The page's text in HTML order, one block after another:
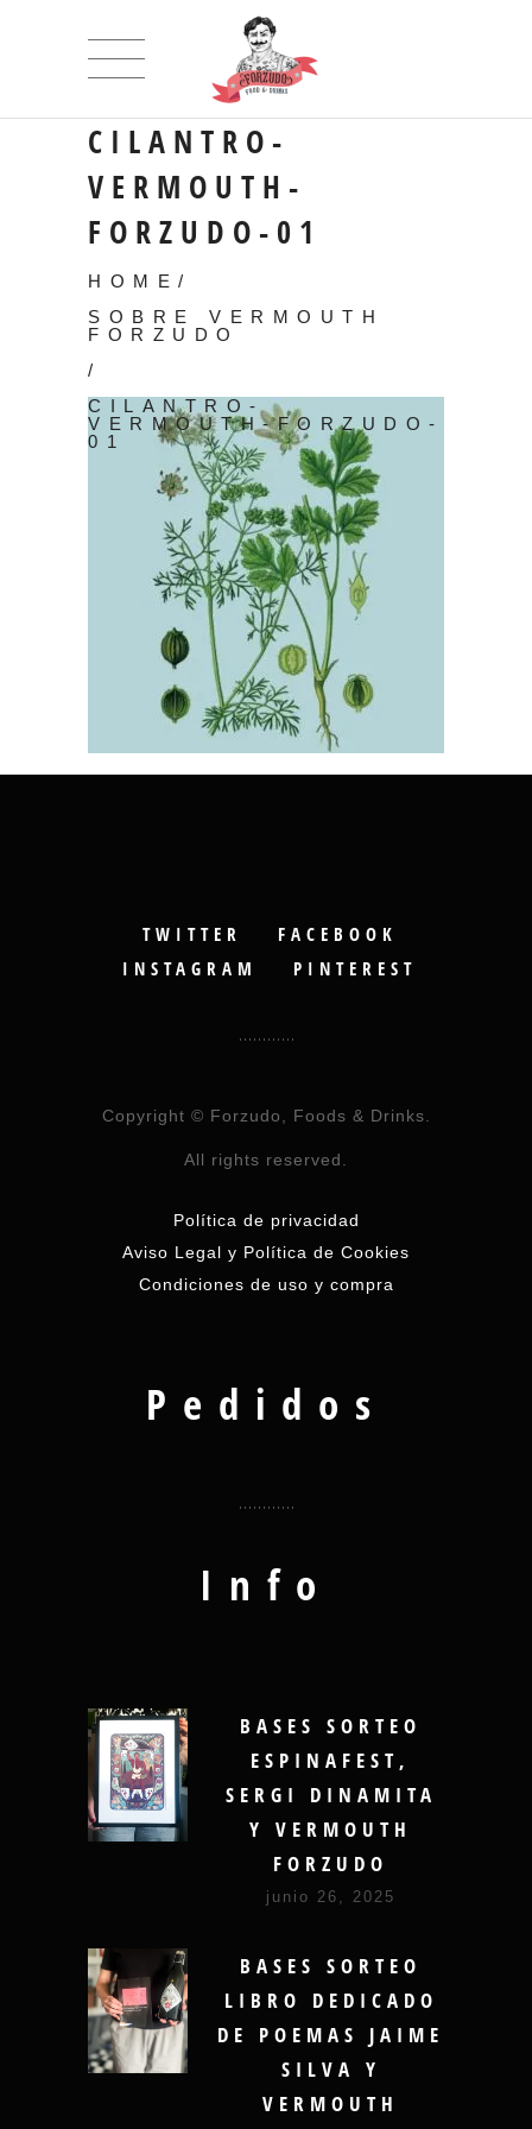
CILANTRO-
VERMOUTH-
FORZUDO-01
HOME /
SOBRE VERMOUTH
FORZUDO
/
CILANTRO-
VERMOUTH-FORZUDO-
01
TWITTER
FACEBOOK
INSTAGRAM
PINTEREST
Copyright © Forzudo, Foods & Drinks.
All rights reserved.
Política de privacidad
Aviso Legal y Política de Cookies
Condiciones de uso y compra
Pedidos
Info
BASES SORTEO
ESPINAFEST,
SERGI DINAMITA
Y VERMOUTH
FORZUDO
junio 26, 2025
BASES SORTEO
LIBRO DEDICADO
DE POEMAS JAIME
SILVA Y
VERMOUTH